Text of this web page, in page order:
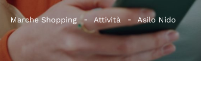
Marche Shopping Attività Asilo Nido